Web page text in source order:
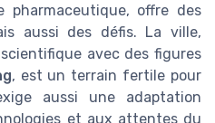
pharmaceutique, offre des
aussi des défis. La ville,
avec des figures
, est un terrain fertile pour
aussi une adaptation
et aux attentes du